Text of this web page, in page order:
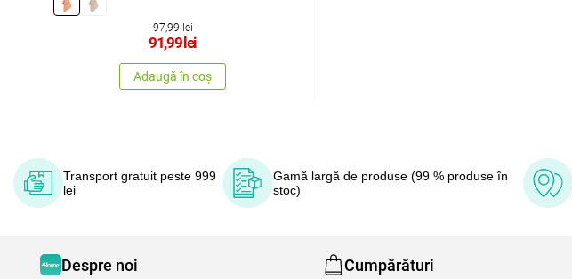
97,99 lei
91,99lei
Adaugă în coș
Transport gratuit peste 999
lei
Gamă largă de produse (99 % produse în
stoc)
Despre noi Cumpărături